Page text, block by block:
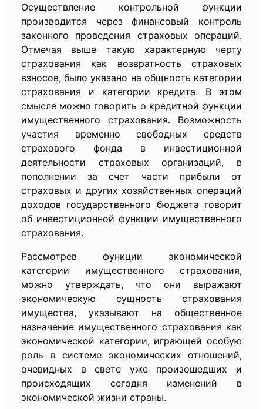
Осуществление контрольной функции
производится через финансовый контроль
законного проведения страховых операций.
Отмечая выше такую характерную черту
страхования как возвратность страховых
взносов, было указано на общность категории
страхования и категории кредита. В этом
смысле можно говорить о кредитной функции
имущественного страхования. Возможность
участия временно свободных средств
страхового фонда в инвестиционной
деятельности страховых организаций, в
пополнении за счет части прибыли от
страховых и других хозяйственных операций
доходов государственного бюджета говорит
об инвестиционной функции имущественного
страхования.
Рассмотрев функции экономической
категории имущественного страхования,
можно утверждать, что они выражают
экономическую сущность страхования
имущества, указывают на общественное
назначение имущественного страхования как
экономической категории, играющей особую
роль в системе экономических отношений,
очевидных в свете уже произошедших и
происходящих сегодня изменений в
экономической жизни страны.